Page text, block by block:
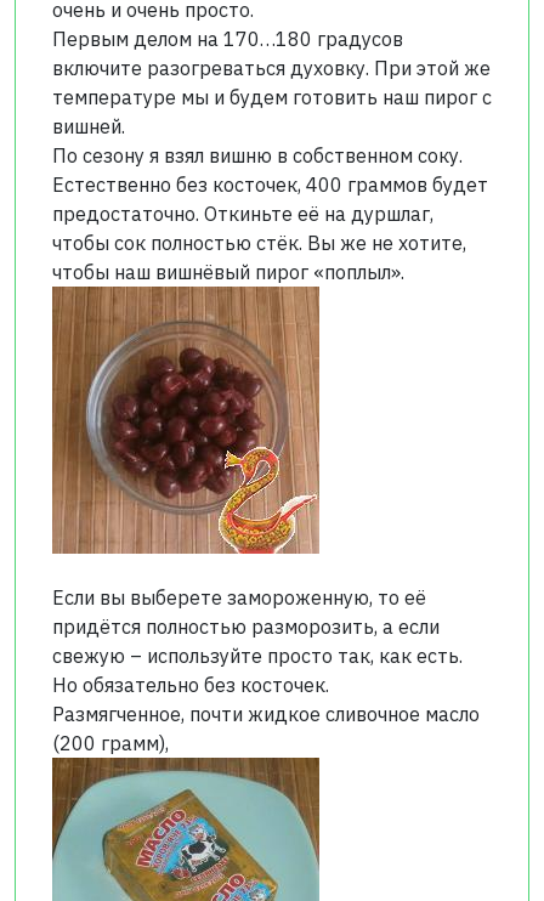
очень и очень просто.
Первым делом на 170…180 градусов
включите разогреваться духовку. При этой же
температуре мы и будем готовить наш пирог с
вишней.
По сезону я взял вишню в собственном соку.
Естественно без косточек, 400 граммов будет
предостаточно. Откиньте её на дуршлаг,
чтобы сок полностью стёк. Вы же не хотите,
чтобы наш вишнёвый пирог «поплыл».
Если вы выберете замороженную, то её
придётся полностью разморозить, а если
свежую – используйте просто так, как есть.
Но обязательно без косточек.
Размягченное, почти жидкое сливочное масло
(200 грамм),